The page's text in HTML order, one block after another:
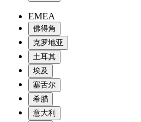
EMEA
佛得角
克罗地亚
土耳其
埃及
塞舌尔
希腊
意大利